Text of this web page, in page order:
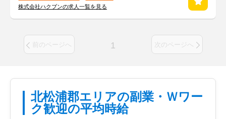
株式会社ハクブンの求人一覧を見る
前のページへ 1 次のページへ
北松浦郡エリアの副業・Ｗワー
ク歓迎の平均時給